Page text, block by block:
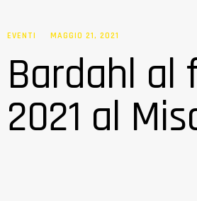
EVENTI MAGGIO 21, 2021
Bardahl al
2021 al